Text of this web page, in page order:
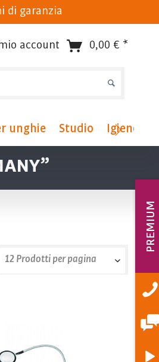
di garanzia
mio account 0,00 € *
unghie Studio Igiene
12 Prodotti per pagina
48 Prodotti per pagina
PREMIUM